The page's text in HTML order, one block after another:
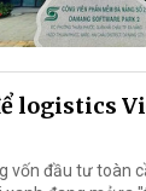
logistics
vốn đầu tư toàn